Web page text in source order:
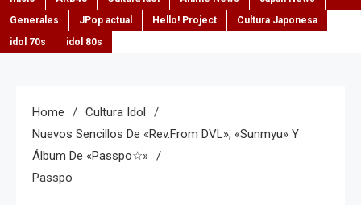
Generales
JPop actual Hello! Project
Cultura Japonesa
idol 70s
idol 80s
Home
Cultura Idol
Nuevos Sencillos De «Rev.from DVL», «Sunmyu» Y
Álbum De «Passpo☆»
Passpo